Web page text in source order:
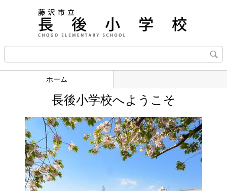
ホーム
長後小学校へようこそ